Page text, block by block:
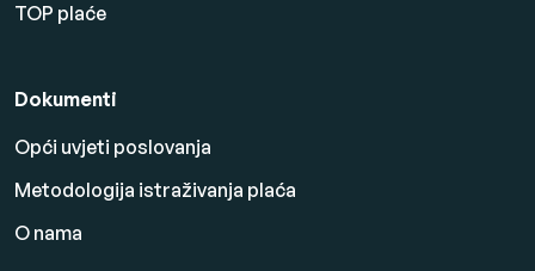
TOP plaće
Dokumenti
Opći uvjeti poslovanja
Metodologija istraživanja plaća
O nama